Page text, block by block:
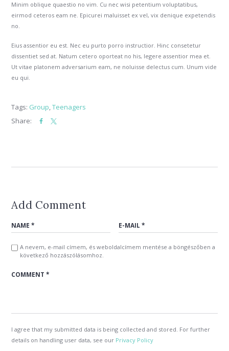
Minim oblique quaestio no vim. Cu nec wisi petentium voluptatibus,
eirmod ceteros eam ne. Epicurei maluisset ex vel, vix denique expetendis
no.
Eius assentior eu est. Nec eu purto porro instructior. Hinc consetetur
dissentiet sed at. Natum cetero oporteat no his, legere assentior mea et.
Ut vitae platonem adversarium eam, ne noluisse delectus cum. Unum vide
eu qui.
Tags: Group ,Teenagers
Share:
Add Comment
A nevem, e-mail címem, és weboldalcímem mentése a böngészőben a
következő hozzászólásomhoz.
I agree that my submitted data is being collected and stored. For further
details on handling user data, see our Privacy Policy